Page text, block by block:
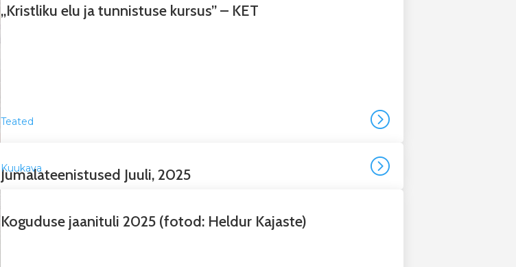
„Kristliku elu ja tunnistuse kursus” – KET
Teated =
Jumalateenistused Juuli, 2025
Kuukava =
Koguduse jaanituli 2025 (fotod: Heldur Kajaste)